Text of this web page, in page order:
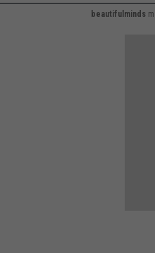
beautifulminds